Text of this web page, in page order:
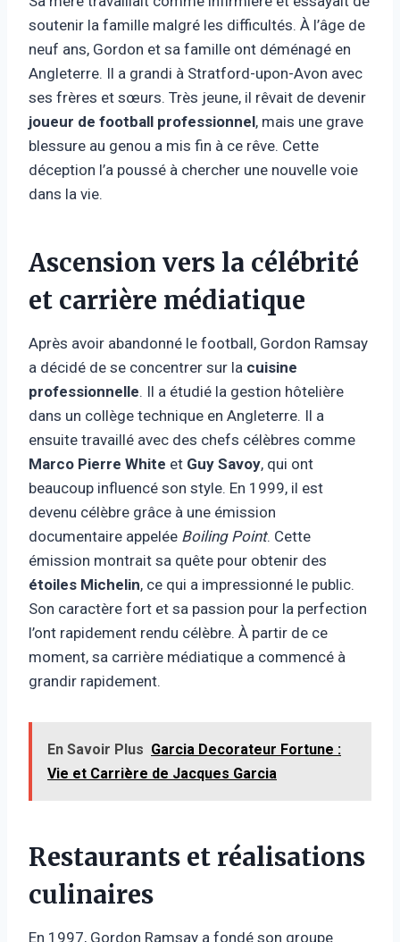
soutenir la famille malgré les difficultés. À l’âge de
neuf ans, Gordon et sa famille ont déménagé en
Angleterre. Il a grandi à Stratford-upon-Avon avec
ses frères et sœurs. Très jeune, il rêvait de devenir
joueur de football professionnel, mais une grave
blessure au genou a mis fin à ce rêve. Cette
déception l’a poussé à chercher une nouvelle voie
dans la vie.
Ascension vers la célébrité
et carrière médiatique
Après avoir abandonné le football, Gordon Ramsay
a décidé de se concentrer sur la cuisine
professionnelle. Il a étudié la gestion hôtelière
dans un collège technique en Angleterre. Il a
ensuite travaillé avec des chefs célèbres comme
Marco Pierre White et Guy Savoy, qui ont
beaucoup influencé son style. En 1999, il est
devenu célèbre grâce à une émission
documentaire appelée Boiling Point. Cette
émission montrait sa quête pour obtenir des
étoiles Michelin, ce qui a impressionné le public.
Son caractère fort et sa passion pour la perfection
l’ont rapidement rendu célèbre. À partir de ce
moment, sa carrière médiatique a commencé à
grandir rapidement.
En Savoir Plus Garcia Decorateur Fortune :
Vie et Carrière de Jacques Garcia
Restaurants et réalisations
culinaires
En 1997, Gordon Ramsay a fondé son groupe